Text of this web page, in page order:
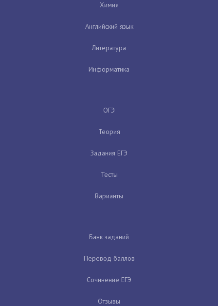
Химия
Английский язык
Литература
Информатика
ОГЭ
Теория
Задания ЕГЭ
Тесты
Варианты
Банк заданий
Перевод баллов
Сочинение ЕГЭ
Отзывы